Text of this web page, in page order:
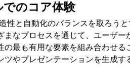
でのコア体験
性と自動化のバランスを取ろう
まなプロセスを通じて、ユーザ
最も有用な要素を組み合わせ
ツやプレゼンテーションを生成